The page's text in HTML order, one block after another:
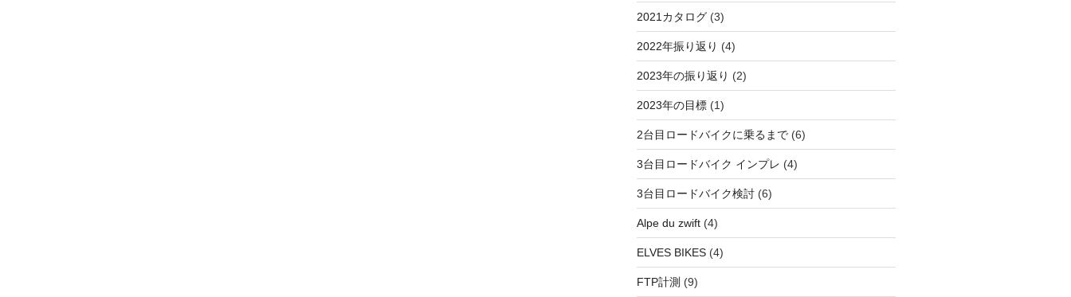
2021カタログ(3)
2022年振り返り (4)
2023年の振り返り (2)
2023年の目標(1)
2台目ロードバイクに乗るまで(6)
3台目ロードバイク インプレ (4)
3台目ロードバイク検討(6)
Alpe du zwift(4)
ELVES BIKES(4)
FTP計測 (9)